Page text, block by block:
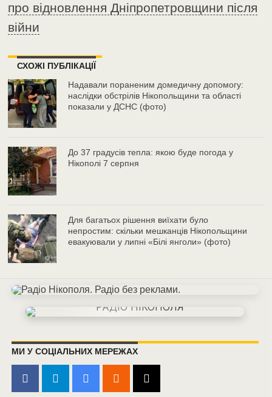
про відновлення Дніпропетровщини після
війни
СХОЖІ ПУБЛІКАЦІЇ
Надавали пораненим домедичну допомогу:
наслідки обстрілів Нікопольщини та області
показали у ДСНС (фото)
До 37 градусів тепла: якою буде погода у
Нікополі 7 серпня
Для багатьох рішення виїхати було
непростим: скільки мешканців Нікопольщини
евакуювали у липні «Білі янголи» (фото)
МИ У СОЦІАЛЬНИХ МЕРЕЖАХ